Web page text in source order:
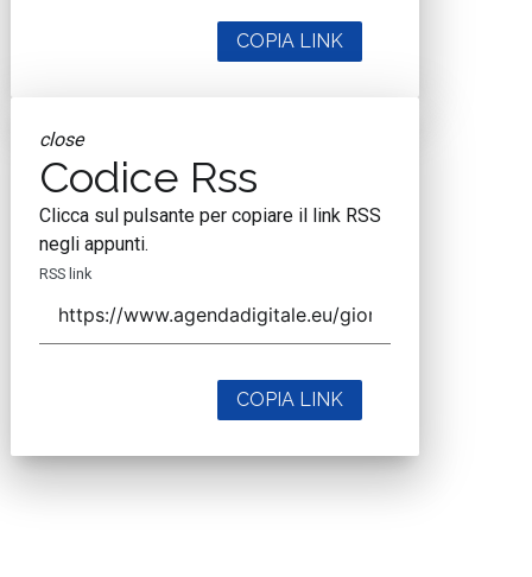
COPIA LINK
close
Codice Rss
Clicca sul pulsante per copiare il link RSS
negli appunti.
RSS link
COPIA LINK